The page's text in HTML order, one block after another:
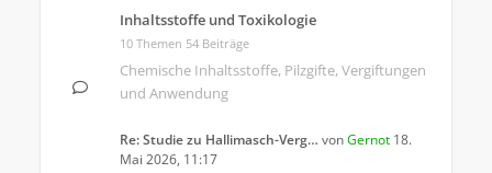
Inhaltsstoffe und Toxikologie
10 Themen 54 Beiträge
Chemische Inhaltsstoffe, Pilzgifte, Vergiftungen
und Anwendung
Re: Studie zu Hallimasch-Verg… vonGernot 18.
Mai 2026, 11:17